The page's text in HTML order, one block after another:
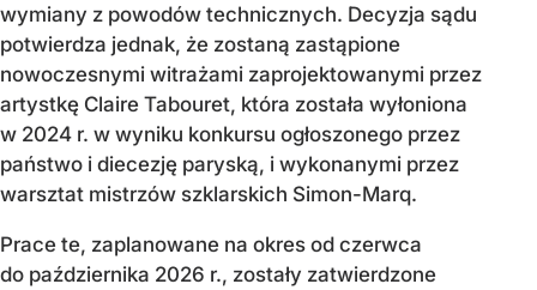
wymiany z powodów technicznych. Decyzja sądu
potwierdza jednak, że zostaną zastąpione
nowoczesnymi witrażami zaprojektowanymi przez
artystkę Claire Tabouret, która została wyłoniona
w 2024 r. w wyniku konkursu ogłoszonego przez
państwo i diecezję paryską, i wykonanymi przez
warsztat mistrzów szklarskich Simon-Marq.
Prace te, zaplanowane na okres od czerwca
do października 2026 r., zostały zatwierdzone